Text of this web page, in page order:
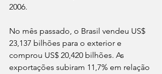
2006.
No mês passado, o Brasil vendeu US$
23,137 bilhões para o exterior e
comprou US$ 20,420 bilhões. As
exportações subiram 11,7% em relação